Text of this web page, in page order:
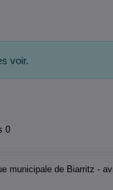
voir.
0
municipale de Biarritz -